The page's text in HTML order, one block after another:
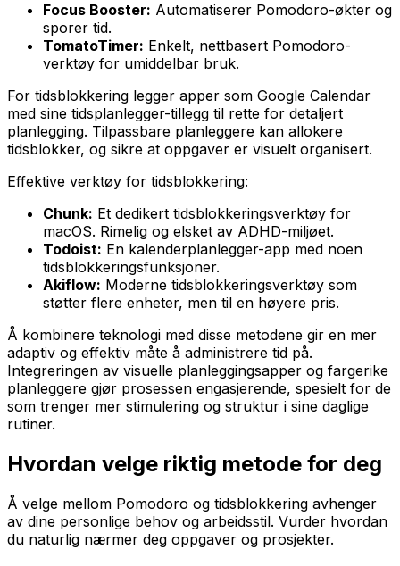
Focus Booster: Automatiserer Pomodoro-økter og
sporer tid.
TomatoTimer: Enkelt, nettbasert Pomodoro-
verktøy for umiddelbar bruk.
For tidsblokkering legger apper som Google Calendar
med sine tidsplanlegger-tillegg til rette for detaljert
planlegging. Tilpassbare planleggere kan allokere
tidsblokker, og sikre at oppgaver er visuelt organisert.
Effektive verktøy for tidsblokkering:
Chunk: Et dedikert tidsblokkeringsverktøy for
macOS. Rimelig og elsket av ADHD-miljøet.
Todoist: En kalenderplanlegger-app med noen
tidsblokkeringsfunksjoner.
Akiflow: Moderne tidsblokkeringsverktøy som
støtter flere enheter, men til en høyere pris.
Å kombinere teknologi med disse metodene gir en mer
adaptiv og effektiv måte å administrere tid på.
Integreringen av visuelle planleggingsapper og fargerike
planleggere gjør prosessen engasjerende, spesielt for de
som trenger mer stimulering og struktur i sine daglige
rutiner.
Hvordan velge riktig metode for deg
Å velge mellom Pomodoro og tidsblokkering avhenger
av dine personlige behov og arbeidsstil. Vurder hvordan
du naturlig nærmer deg oppgaver og prosjekter.